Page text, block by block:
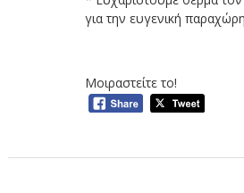
για την ευγενική
Μοιραστείτε το!